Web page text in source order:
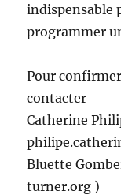
indispensable
programmer
Pour
contacter
Catherine
Bluette
turner.org )